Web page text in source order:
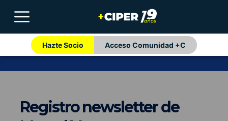
Hazte Socio Acceso Comunidad +C
Registro newsletter de